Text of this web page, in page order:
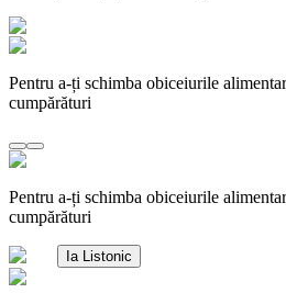
Pentru a-ți schimba obiceiurile
cumpărături
Pentru a-ți schimba obiceiurile
cumpărături
Ia Listonic